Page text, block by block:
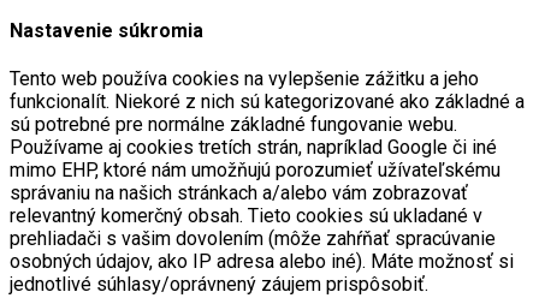
Nastavenie súkromia
Tento web používa cookies na vylepšenie zážitku a jeho
funkcionalít. Niekoré z nich sú kategorizované ako základné a
sú potrebné pre normálne základné fungovanie webu.
Používame aj cookies tretích strán, napríklad Google či iné
mimo EHP, ktoré nám umožňujú porozumieť užívateľskému
správaniu na našich stránkach a/alebo vám zobrazovať
relevantný komerčný obsah. Tieto cookies sú ukladané v
prehliadači s vašim dovolením (môže zahŕňať spracúvanie
osobných údajov, ako IP adresa alebo iné). Máte možnosť si
jednotlivé súhlasy/oprávnený záujem prispôsobiť.